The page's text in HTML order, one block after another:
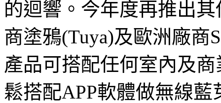
的迴響。今年度再推出
商塗鴉(Tuya)及歐洲廠
產品可搭配任何室內及
鬆搭配APP軟體做無線